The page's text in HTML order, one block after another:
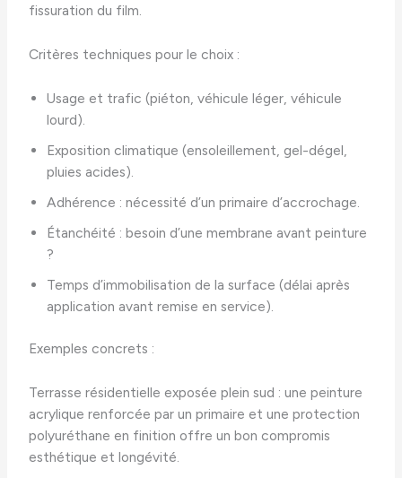
fissuration du film.
Critères techniques pour le choix :
Usage et trafic (piéton, véhicule léger, véhicule
lourd).
Exposition climatique (ensoleillement, gel-dégel,
pluies acides).
Adhérence : nécessité d’un primaire d’accrochage.
Étanchéité : besoin d’une membrane avant peinture
?
Temps d’immobilisation de la surface (délai après
application avant remise en service).
Exemples concrets :
Terrasse résidentielle exposée plein sud : une peinture
acrylique renforcée par un primaire et une protection
polyuréthane en finition offre un bon compromis
esthétique et longévité.